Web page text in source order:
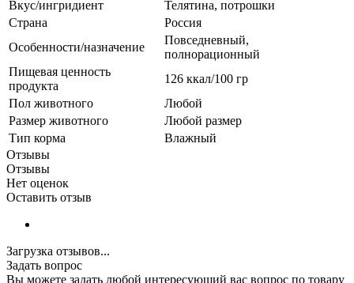
Вкус/ингридиент
Телятина, потрошки
Страна
Россия
Особенности/назначение
Повседневный,
полнорационный
Пищевая ценность
продукта
126 ккал/100 гр
Пол животного
Любой
Размер животного
Любой размер
Тип корма
Влажный
Отзывы
Отзывы
Нет оценок
Оставить отзыв
Загрузка отзывов...
Задать вопрос
Вы можете задать любой интересующий вас вопрос по товару